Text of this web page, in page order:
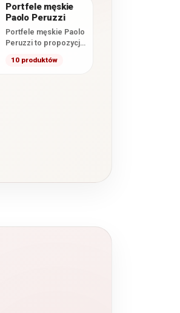
Portfele męskie
Paolo Peruzzi
Portfele męskie Paolo
Peruzzi to propozycja
poszukujących
10 produktów